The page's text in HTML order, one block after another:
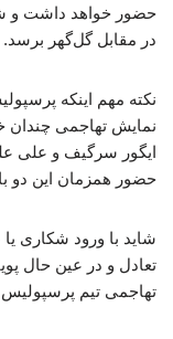
حضور خواهد داشت و
در مقابل گل‌گهر برسد.
نکته مهم اینکه
نمایش تهاجمی چندان
ایگور سرگیف و علی
حضور همزمان این دو
شاید با ورود شکاری
تعادل و در عین حال
تهاجمی تیم پرسپولیس